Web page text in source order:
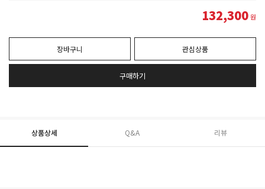
132,300원
장바구니 관심상품
구매하기
상품상세 Q&A 리뷰